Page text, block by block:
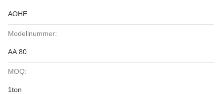
AOHE
Modellnummer:
AA 80
MOQ:
1ton